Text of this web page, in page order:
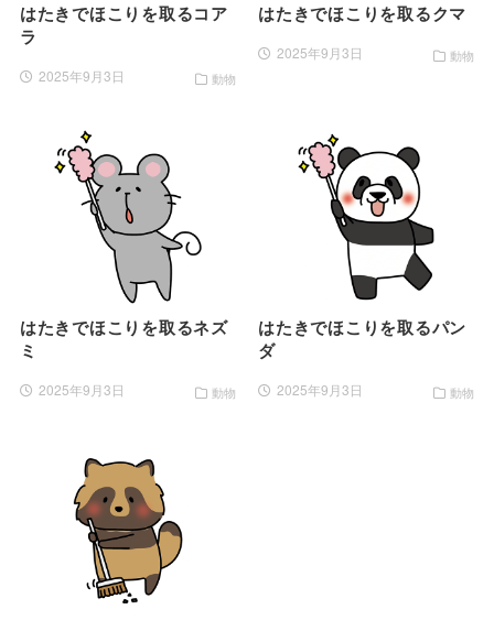
はたきでほこりを取るコア
ラ
2025年9月3日 動物
はたきでほこりを取るクマ
2025年9月3日 動物
はたきでほこりを取るネズ
ミ
2025年9月3日 動物
はたきでほこりを取るパン
ダ
2025年9月3日 動物